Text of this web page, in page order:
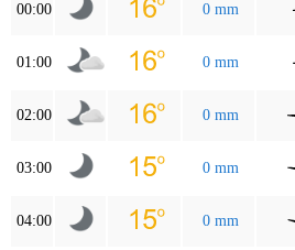
00:00 0 mm
01:00 0 mm
02:00 0 mm
03:00 0 mm
04:00 0 mm